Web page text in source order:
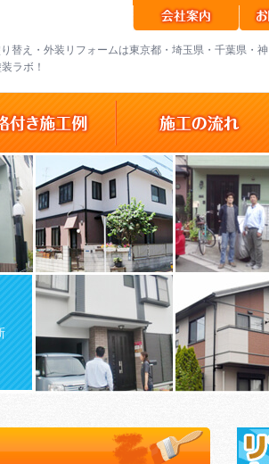
替え・外装リフォームは東京都・埼玉県・千葉県・神
ラボ！